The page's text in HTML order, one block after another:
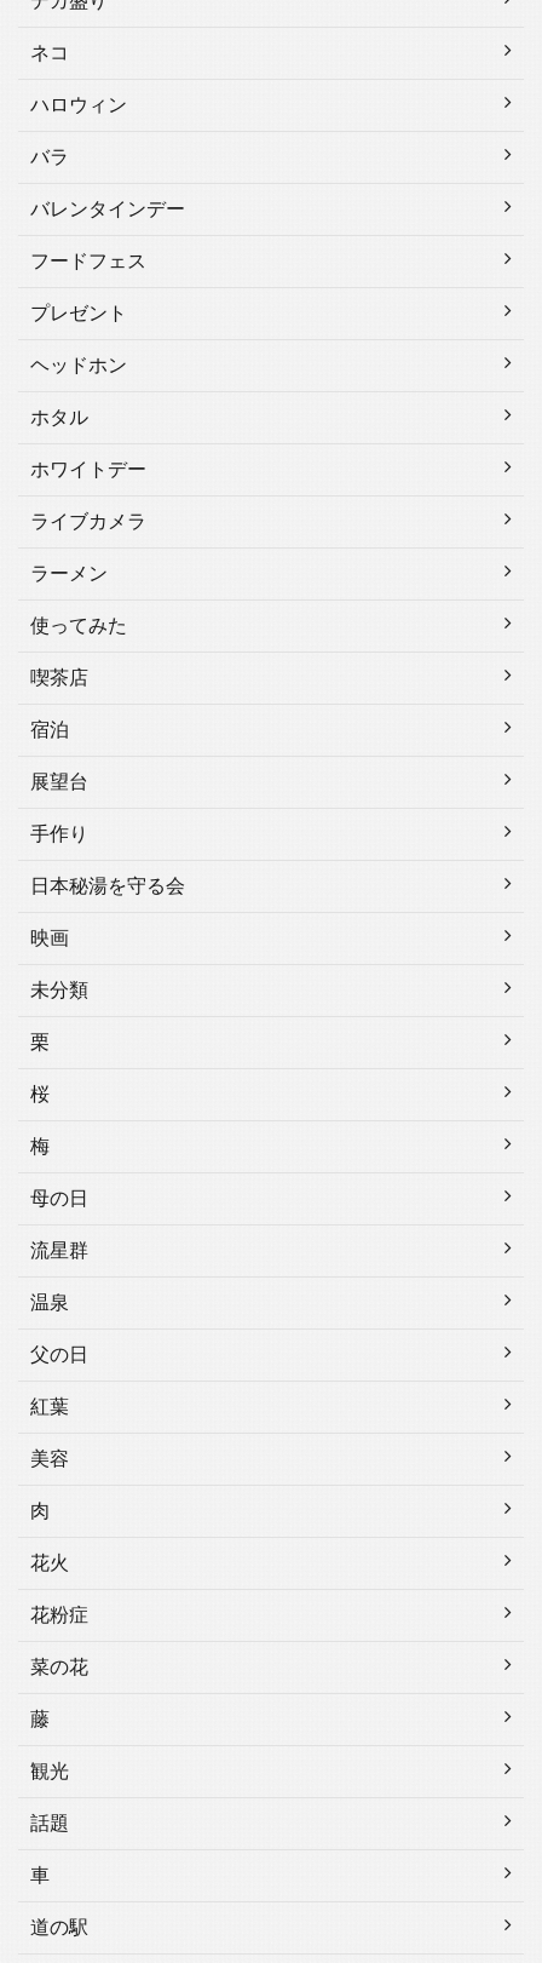
ネコ
ハロウィン
バラ
バレンタインデー
フードフェス
プレゼント
ヘッドホン
ホタル
ホワイトデー
ライブカメラ
ラーメン
使ってみた
喫茶店
宿泊
展望台
手作り
日本秘湯を守る会
映画
未分類
栗
桜
梅
母の日
流星群
温泉
父の日
紅葉
美容
肉
花火
花粉症
菜の花
藤
観光
話題
車
道の駅